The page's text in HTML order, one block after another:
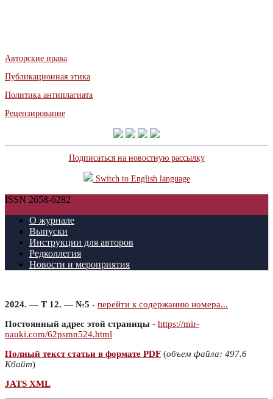
Авторские права
Публикационная этика
Политика антиплагиата
Рецензирование
Подписаться на новостную рассылку
Switch to English language
ISSN 2658-6282
О журнале
Выпуски
Инструкции для авторов
Редколлегия
Новости и мероприятия
2024. — Т 12. — №5 - перейти к содержанию номера...
Постоянный адрес этой страницы - https://mir-
nauki.com/62psmn524.html
Полный текст статьи в формате PDF (объем файла: 497.6
Кбайт)
JATS XML